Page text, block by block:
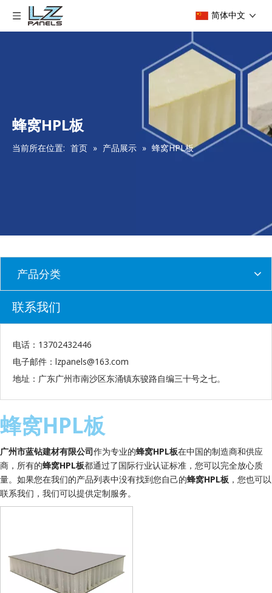
简体中文
蜂窝HPL板
当前所在位置: 首页 » 产品展示 » 蜂窝HPL板
产品分类
联系我们
电话：13702432446
电子邮件： lzpanels@163.com
地址：广东广州市南沙区东涌镇东骏路自编三十号之七。
蜂窝HPL板
广州市蓝钻建材有限公司作为专业的蜂窝HPL板在中国的制造商和供应
商，所有的蜂窝HPL板都通过了国际行业认证标准，您可以完全放心质
量。如果您在我们的产品列表中没有找到您自己的蜂窝HPL板 ，您也可以
联系我们，我们可以提供定制服务。